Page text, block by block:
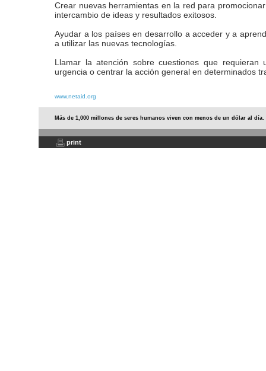
Crear nuevas herramientas en la red para
intercambio de ideas y resultados exitosos.
Ayudar a los países en desarrollo a acceder y a
a utilizar las nuevas tecnologías.
Llamar la atención sobre cuestiones que requieran
urgencia o centrar la acción general en determinados
www.netaid.org
Más de 1,000 millones de seres humanos viven con menos de un dólar al día.
print